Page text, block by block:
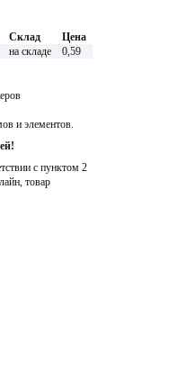
Склад
Цена
на складе 0,59
и элементов.
с пунктом 2
товар